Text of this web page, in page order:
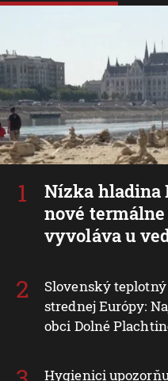
Nízka hladina
nové
vyvoláva u
Slovenský
strednej Európy:
obci Dolné
Hygienici